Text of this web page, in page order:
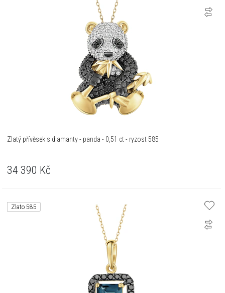
Zlatý přívěsek s diamanty - panda - 0,51 ct - ryzost 585
34 390 Kč
Zlato 585